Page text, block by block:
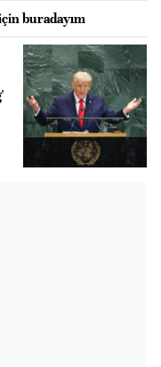
buradayım